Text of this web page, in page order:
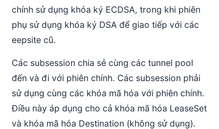
chính sử dụng khóa ký ECDSA, trong khi phiên
phụ sử dụng khóa ký DSA để giao tiếp với các
eepsite cũ.
Các subsession chia sẻ cùng các tunnel pool
đến và đi với phiên chính. Các subsession phải
sử dụng cùng các khóa mã hóa với phiên chính.
Điều này áp dụng cho cả khóa mã hóa LeaseSet
và khóa mã hóa Destination (không sử dụng).